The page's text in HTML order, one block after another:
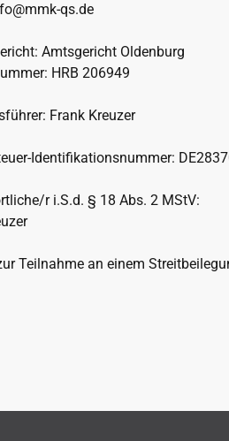
qs.de
Amtsgericht Oldenburg
HRB 206949
Frank Kreuzer
Identifikationsnummer:
r i.S.d. § 18 Abs. 2 MStV:
Teilnahme an einem